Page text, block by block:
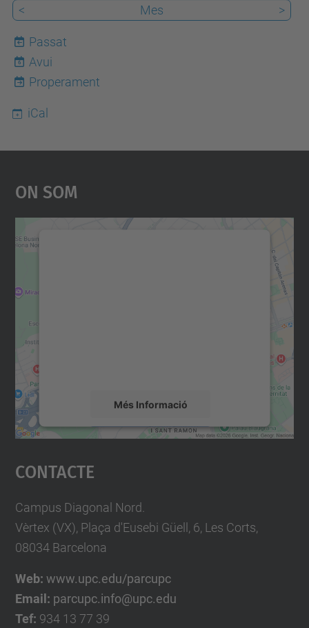
<
Mes >
Passat
6
Avui
Properament
iCal
On Som
Més Informació
Accepta
powered by
Contacte
Campus Diagonal Nord.
Vèrtex (VX), Plaça d'Eusebi Güell, 6, Les Corts,
08034 Barcelona
Web: www.upc.edu/parcupc
Email: parcupc.info@upc.edu
Tef: 934 13 77 39